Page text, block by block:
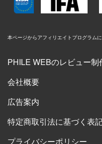
本ページからアフィリエイトプログラム
PHILE WEBのレビュー制
会社概要
広告案内
特定商取引法に基づく表
プライバシーポリシー